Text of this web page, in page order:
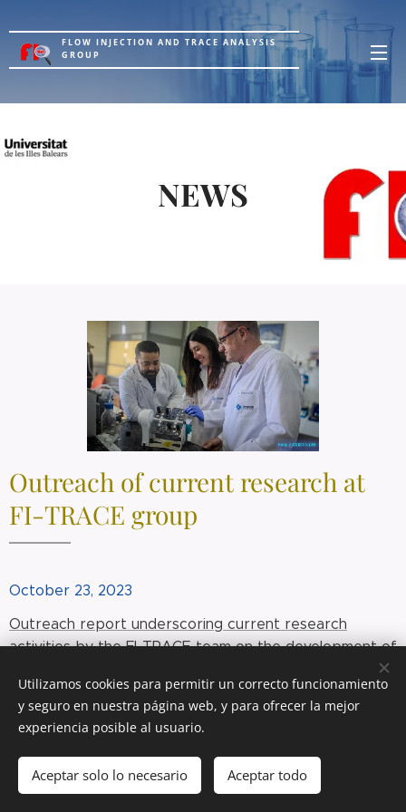
FLOW INJECTION AND TRACE ANALYSIS
GROUP
NEWS
Outreach of current research at
FI-TRACE group
October 23, 2023
Outreach report underscoring current research
activities by the FI-TRACE team on the development of
Cookies
Utilizamos cookies para permitir un correcto funcionamiento
y seguro en nuestra página web, y para ofrecer la mejor
experiencia posible al usuario.
Aceptar solo lo necesario Aceptar todo